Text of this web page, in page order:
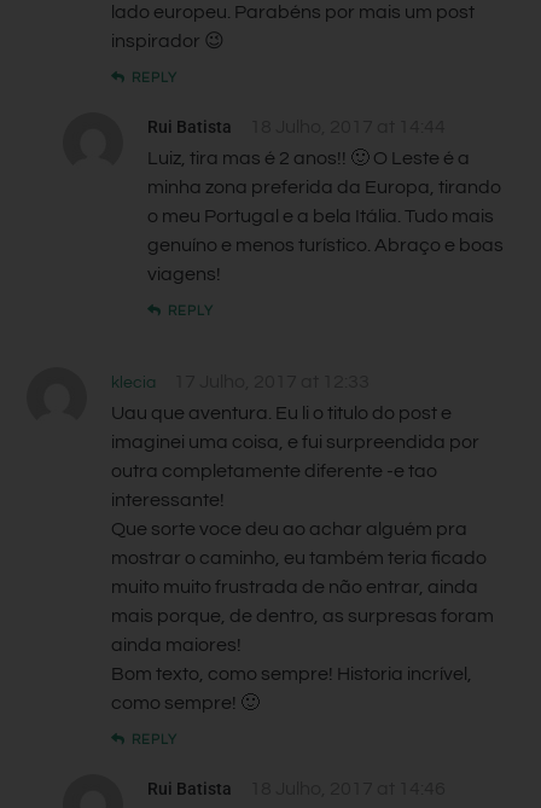
lado europeu. Parabéns por mais um post
inspirador 😉
REPLY
Rui Batista
Luiz, tira mas é 2 anos!! 🙂 O Leste é a
minha zona preferida da Europa, tirando
o meu Portugal e a bela Itália. Tudo mais
genuíno e menos turístico. Abraço e boas
viagens!
REPLY
klecia
Uau que aventura. Eu li o titulo do post e
imaginei uma coisa, e fui surpreendida por
outra completamente diferente -e tao
interessante!
Que sorte voce deu ao achar alguém pra
mostrar o caminho, eu também teria ficado
muito muito frustrada de não entrar, ainda
mais porque, de dentro, as surpresas foram
ainda maiores!
Bom texto, como sempre! Historia incrível,
como sempre! 🙂
REPLY
Rui Batista